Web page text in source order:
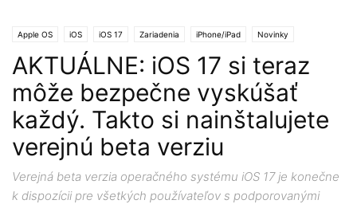
Apple OS iOS iOS 17 Zariadenia iPhone/iPad Novinky
AKTUÁLNE: iOS 17 si teraz
môže bezpečne vyskúšať
každý. Takto si nainštalujete
verejnú beta verziu
Verejná beta verzia operačného systému iOS 17 je konečne
k dispozícii pre všetkých používateľov s podporovanými